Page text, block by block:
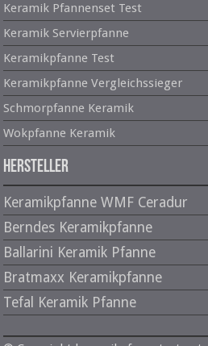
Keramik Pfannenset Test
Keramik Servierpfanne
Keramikpfanne Test
Keramikpfanne Vergleichssieger
Schmorpfanne Keramik
Wokpfanne Keramik
Hersteller
Keramikpfanne WMF Ceradur
Berndes Keramikpfanne
Ballarini Keramik Pfanne
Bratmaxx Keramikpfanne
Tefal Keramik Pfanne